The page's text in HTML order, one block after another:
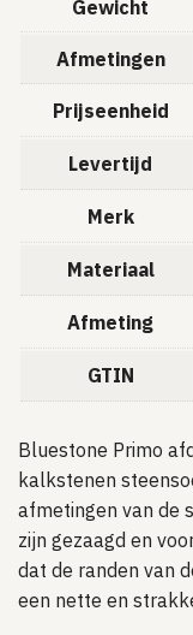
Gewicht
Afmetingen
Prijseenheid
Levertijd
Merk
Materiaal
Afmeting
GTIN
Bluestone Primo
kalkstenen
afmetingen van de
zijn gezaagd en
dat de randen van
een nette en